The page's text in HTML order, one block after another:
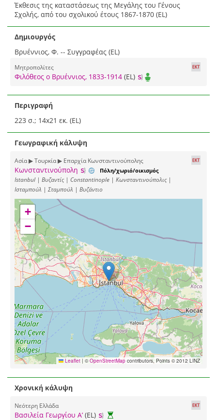
Έκθεσις της καταστάσεως της Μεγάλης του Γένους
Σχολής, από του σχολικού έτους 1867-1870 (EL)
Δημιουργός
Βρυέννιος, Φ. -- Συγγραφέας (EL)
Μητροπολίτες
Φιλόθεος ο Βρυέννιος, 1833-1914 (EL)
Περιγραφή
223 σ.; 14x21 εκ. (EL)
Γεωγραφική κάλυψη
Ασία ▶ Τουρκία ▶ Επαρχία Κωνσταντινούπολης
Κωνσταντινούπολη Πόλη/χωριό/οικισμός
Istanbul | Βυζαντίς | Constantinople | Κωνσταντινούπολις |
Ισταμπούλ | Σταμπούλ | Βυζάντιο
+
−
Leaflet | © OpenStreetMap contributors, Points © 2012 LINZ
Χρονική κάλυψη
Νεότερη Ελλάδα
Βασιλεία Γεωργίου Α’ (EL)